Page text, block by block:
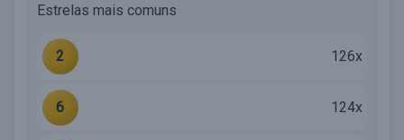
Estrelas mais comuns
2 126x
6 124x